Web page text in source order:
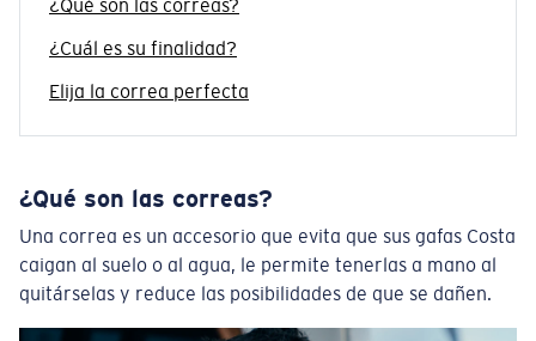
¿Qué son las correas?
¿Cuál es su finalidad?
Elija la correa perfecta
¿Qué son las correas?
Una correa es un accesorio que evita que sus gafas Costa
caigan al suelo o al agua, le permite tenerlas a mano al
quitárselas y reduce las posibilidades de que se dañen.